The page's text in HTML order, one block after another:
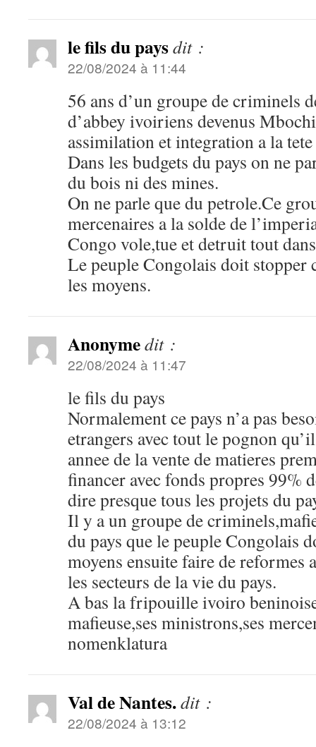
le fils du paysdit :
22/08/2024 à 11:44
56 ans d’un groupe de criminels
d’abbey ivoiriens devenus
assimilation et integration a la
Dans les budgets du pays on ne
du bois ni des mines.
On ne parle que du petrole.Ce
mercenaires a la solde de
Congo vole,tue et detruit tout
Le peuple Congolais doit stopper
les moyens.
Anonymedit :
22/08/2024 à 11:47
le fils du pays
Normalement ce pays n’a pas
etrangers avec tout le pognon
annee de la vente de matieres
financer avec fonds propres 99%
dire presque tous les projets du
Il y a un groupe de
du pays que le peuple Congolais
moyens ensuite faire de reformes
les secteurs de la vie du pays.
A bas la fripouille ivoiro
mafieuse,ses ministrons,ses
nomenklatura
Val de Nantes.dit :
22/08/2024 à 13:12